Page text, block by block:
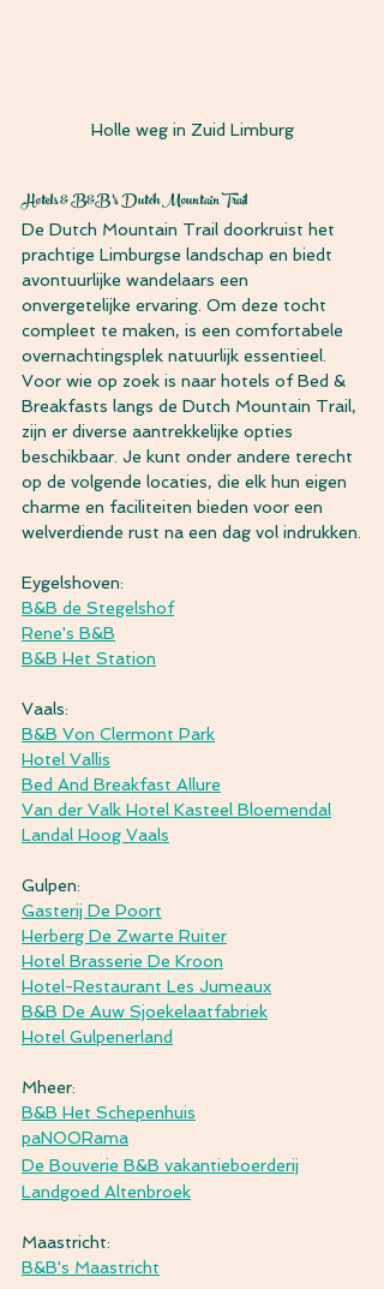
Holle weg in Zuid Limburg
Hotels & B&B's Dutch Mountain Trail
De Dutch Mountain Trail doorkruist het
prachtige Limburgse landschap en biedt
avontuurlijke wandelaars een
onvergetelijke ervaring. Om deze tocht
compleet te maken, is een comfortabele
overnachtingsplek natuurlijk essentieel.
Voor wie op zoek is naar hotels of Bed &
Breakfasts langs de Dutch Mountain Trail,
zijn er diverse aantrekkelijke opties
beschikbaar. Je kunt onder andere terecht
op de volgende locaties, die elk hun eigen
charme en faciliteiten bieden voor een
welverdiende rust na een dag vol indrukken.
Eygelshoven:
B&B de Stegelshof
Rene's B&B
B&B Het Station
Vaals:
B&B Von Clermont Park
Hotel Vallis
Bed And Breakfast Allure
Van der Valk Hotel Kasteel Bloemendal
Landal Hoog Vaals
Gulpen:
Gasterij De Poort
Herberg De Zwarte Ruiter
Hotel Brasserie De Kroon
Hotel-Restaurant Les Jumeaux
B&B De Auw Sjoekelaatfabriek
Hotel Gulpenerland
Mheer:
B&B Het Schepenhuis
paNOORama
De Bouverie B&B vakantieboerderij
Landgoed Altenbroek
Maastricht:
B&B's Maastricht